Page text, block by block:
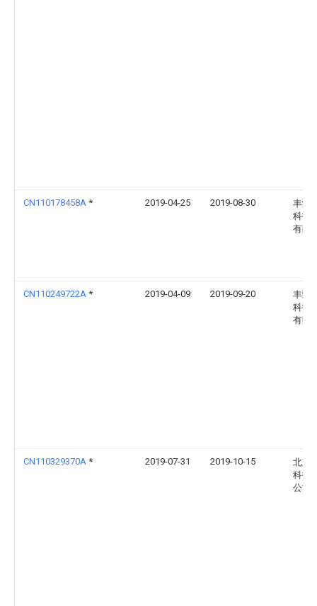
CN110178458A * 2019-04-25 2019-08-30
丰疆
科技
有限
CN110249722A * 2019-04-09 2019-09-20
丰疆
科技
有限
CN110329370A * 2019-07-31 2019-10-15
北京
科技
公司